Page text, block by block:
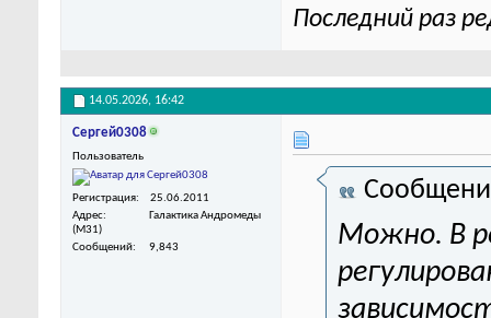
Последний раз
14.05.2026, 16:42
Сергей0308
Пользователь
Регистрация
25.06.2011
Адрес
Галактика Андромеды
(M31)
Сообщений
9,843
Можно. В